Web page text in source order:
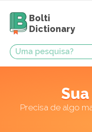
Bolti
Dictionary
Precisa de algo